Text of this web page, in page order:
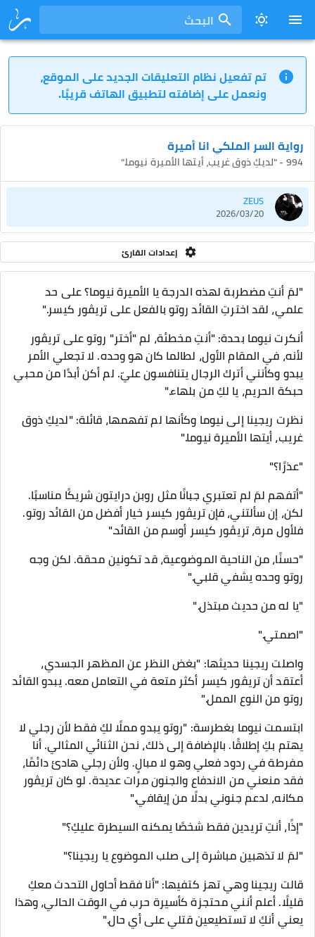
البحث
تم تفعيل نظام التعليقات الجديد على الموقع،
ونعمل على إضافته لتطبيق الهاتف قريبًا.
رواية السر الملكي انا أميرة
994 - "لديكِ ذوق غريب، أيتها الأميرة نيوما."
ZEUS
2026/03/20
إعدادات القارئ
"لمَ أنتِ مضطربة لهذه الدرجة يا الأميرة نيوما؟ على حد
علمي، لقد اخترتِ القائد روتو بالفعل على تريڤور كيسر."
أنكرت نيوما بحدة: "أنتِ مخطئة، لم "أختر" روتو على تريڤور
لأنه، في المقام الأول، لطالما كان هو وحده. لا تجعلي الأمر
يبدو وكأنني أترك الرجال يتنافسون عليّ. لم أكن أبدًا من محبي
حبكة الحريم، يا لكِ من بلهاء."
نظرت ريجينا إلى نيوما وكأنها لم تفهمها، قائلة: "لديكِ ذوق
غريب، أيتها الأميرة نيوما."
"عذرًا؟"
"أتفهم لمَ لم تعتبري جبانًا مثل روبن درايتون شريكًا مناسبًا.
لكن، إن سألتني، فإن تريڤور كيسر خيار أفضل من القائد روتو.
فلأول مرة، تريڤور كيسر أوسم من القائد."
"حسنًا، من الناحية الموضوعية، قد تكونين محقة. لكن وجه
روتو وحده يشفي قلبي."
"يا له من حديث مبتذل."
"اصمتي."
واصلت ريجينا حديثها: "بغض النظر عن المظهر الجسدي،
أعتقد أن تريڤور كيسر أكثر متعة في التعامل معه. يبدو القائد
روتو من النوع الممل."
ابتسمت نيوما بغطرسة: "روتو يبدو مملًا لكِ فقط لأن رجلي لا
يهتم بكِ إطلاقًا. بالإضافة إلى ذلك، نحن الثنائي المثالي. أنا
مفرطة في ردود فعلي وهو لا مبالٍ. ولأن رجلي هادئ دائمًا،
فقد منعني من الاندفاع والجنون مرات عديدة. لو كان تريڤور
مكانه، لدعم جنوني بدلًا من إيقافي."
"إذًا، أنتِ تريدين فقط شخصًا يمكنه السيطرة عليكِ؟"
"لمَ لا تذهبين مباشرة إلى صلب الموضوع يا ريجينا؟"
قالت ريجينا وهي تهز كتفيها: "أنا فقط أحاول التحدث معكِ
قليلًا. أعلم أنني محتجزة كأسيرة حرب في الوقت الحالي، وهذا
يعني أنكِ لا تستطيعين قتلي على أي حال."